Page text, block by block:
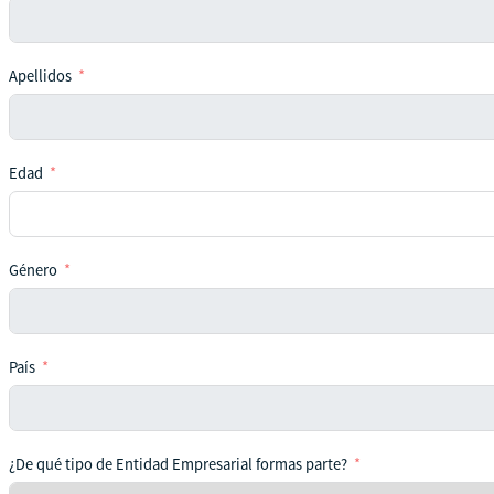
Apellidos
Edad
Género
País
¿De qué tipo de Entidad Empresarial formas parte?